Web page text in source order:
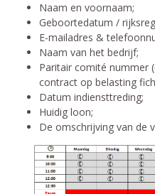
Naam en voornaam;
Geboortedatum /
E-mailadres &
Naam van het bedrijf;
Paritair comité nummer
contract op belasting
Datum indiensttreding;
Huidig loon​;
De omschrijving van de